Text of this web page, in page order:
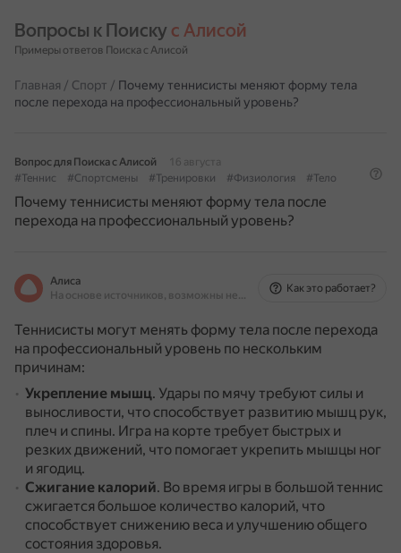
Вопросы к Поиску с Алисой
Примеры ответов Поиска с Алисой
Главная / Спорт / Почему теннисисты меняют форму тела
после перехода на профессиональный уровень?
Вопрос для Поиска с Алисой
16 августа
#Теннис
#Спортсмены #Тренировки #Физиология #Тело
Почему теннисисты меняют форму тела после
перехода на профессиональный уровень?
Алиса
На основе источников, возможны неточности
Как это работает?
Теннисисты могут менять форму тела после перехода
на профессиональный уровень по нескольким
причинам:
Укрепление мышц. Удары по мячу требуют силы и
выносливости, что способствует развитию мышц рук,
плеч и спины. Игра на корте требует быстрых и
резких движений, что помогает укрепить мышцы ног
и ягодиц.
Сжигание калорий. Во время игры в большой теннис
сжигается большое количество калорий, что
способствует снижению веса и улучшению общего
состояния здоровья.